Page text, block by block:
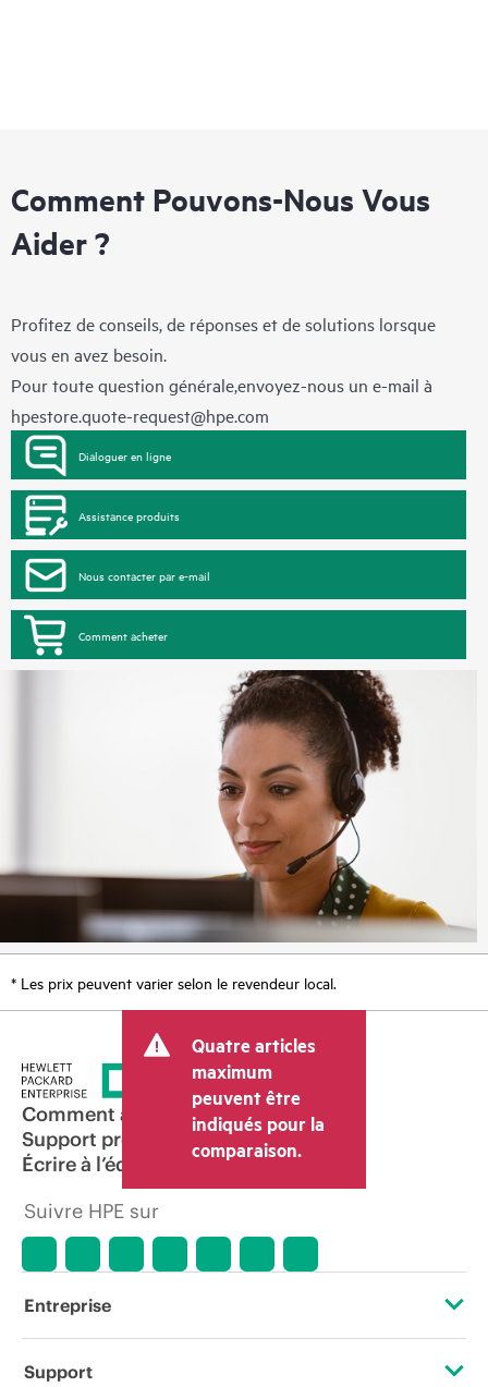
Comment Pouvons-Nous Vous
Aider ?
Profitez de conseils, de réponses et de solutions lorsque
vous en avez besoin.
Pour toute question générale,envoyez-nous un e-mail à
hpestore.quote-request@hpe.com
Dialoguer en ligne
Assistance produits
Nous contacter par e-mail
Comment acheter
* Les prix peuvent varier selon le revendeur local.
Quatre articles
maximum
peuvent être
indiqués pour la
comparaison.
Comment acheter
Support produit
Écrire à l’équipe commerciale
Suivre HPE sur
Entreprise
À propos de HPE
Support